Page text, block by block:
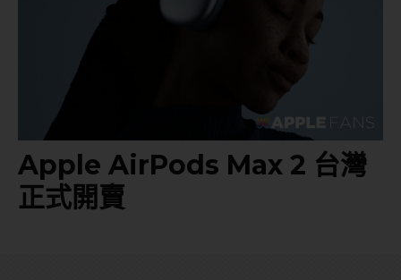
Apple AirPods Max 2 台灣
正式開賣